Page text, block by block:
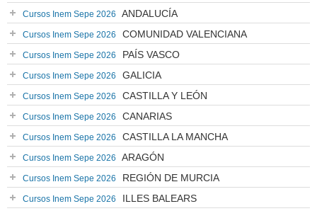
Cursos Inem Sepe 2026 ANDALUCÍA
Cursos Inem Sepe 2026 COMUNIDAD VALENCIANA
Cursos Inem Sepe 2026 PAÍS VASCO
Cursos Inem Sepe 2026 GALICIA
Cursos Inem Sepe 2026 CASTILLA Y LEÓN
Cursos Inem Sepe 2026 CANARIAS
Cursos Inem Sepe 2026 CASTILLA LA MANCHA
Cursos Inem Sepe 2026 ARAGÓN
Cursos Inem Sepe 2026 REGIÓN DE MURCIA
Cursos Inem Sepe 2026 ILLES BALEARS